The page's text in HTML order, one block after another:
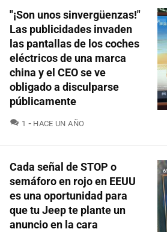
"¡Son unos sinvergüenzas!"
Las publicidades invaden
las pantallas de los coches
eléctricos de una marca
china y el CEO se ve
obligado a disculparse
públicamente
1 COMENTARIOS
HACE UN AÑO
Cada señal de STOP o
semáforo en rojo en EEUU
es una oportunidad para
que tu Jeep te plante un
anuncio en la cara